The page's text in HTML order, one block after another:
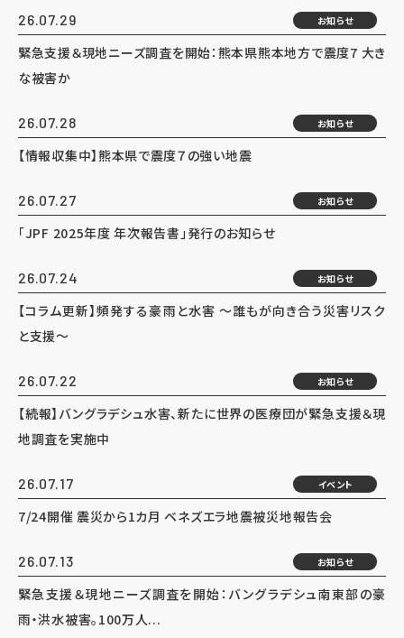
26.07.29 お知らせ
緊急支援＆現地ニーズ調査を開始：熊本県熊本地方で震度7 大き
な被害か
26.07.28 お知らせ
【情報収集中】熊本県で震度７の強い地震
26.07.27 お知らせ
「JPF 2025年度 年次報告書」発行のお知らせ
26.07.24 お知らせ
【コラム更新】頻発する豪雨と水害 ～誰もが向き合う災害リスク
と支援～
26.07.22 お知らせ
【続報】バングラデシュ水害、新たに世界の医療団が緊急支援＆現
地調査を実施中
26.07.17 イベント
7/24開催 震災から1カ月 ベネズエラ地震被災地報告会
26.07.13 お知らせ
緊急支援＆現地ニーズ調査を開始：バングラデシュ南東部の豪
雨・洪水被害。100万人...